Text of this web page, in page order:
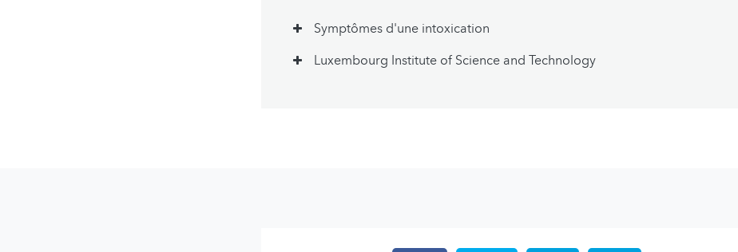
Symptômes d'une intoxication
Luxembourg Institute of Science and Technology